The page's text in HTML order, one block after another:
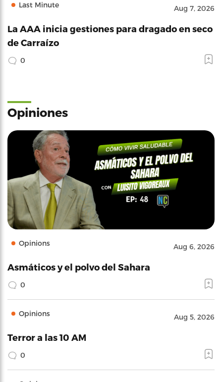
Last Minute Aug 7, 2026
La AAA inicia gestiones para dragado en seco
de Carraízo
0
Opiniones
Opinions Aug 6, 2026
Asmáticos y el polvo del Sahara
0
Opinions Aug 5, 2026
Terror a las 10 AM
0